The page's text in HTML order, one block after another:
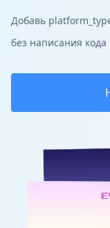
Добавь
без написания